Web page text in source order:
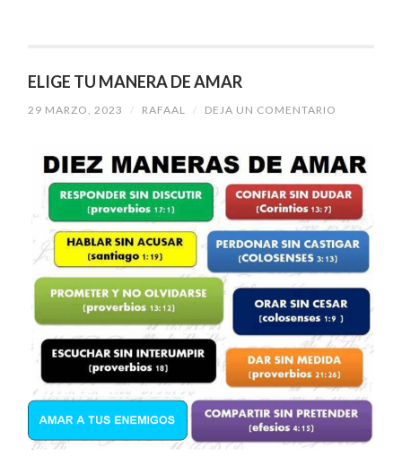
ELIGE TU MANERA DE AMAR
29 MARZO, 2023 / RAFAAL / DEJA UN COMENTARIO